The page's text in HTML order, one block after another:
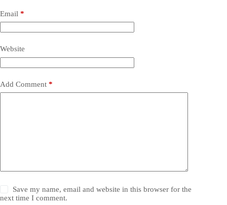
Email *
Website
Add Comment *
Save my name, email and website in this browser for the
next time I comment.